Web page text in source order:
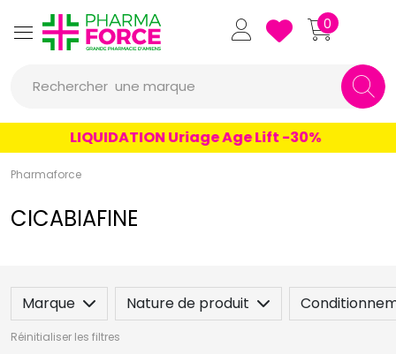
Pharmaforce Grande Pharmacie
0
Rechercher une marque
un produit
LIQUIDATION Uriage Age Lift -30%
Pharmaforce
CICABIAFINE
Marque Nature de produit
Réinitialiser les filtres